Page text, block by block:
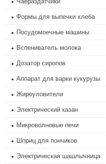
Формы для выпечки хлеба
Посудомоечные машины
Вспениватель молока
Дозатор сиропов
Аппарат для варки кукурузы
Жироуловители
Электрический казан
Микроволновые печи
Шприц для пончиков
Электрическая шашлычница